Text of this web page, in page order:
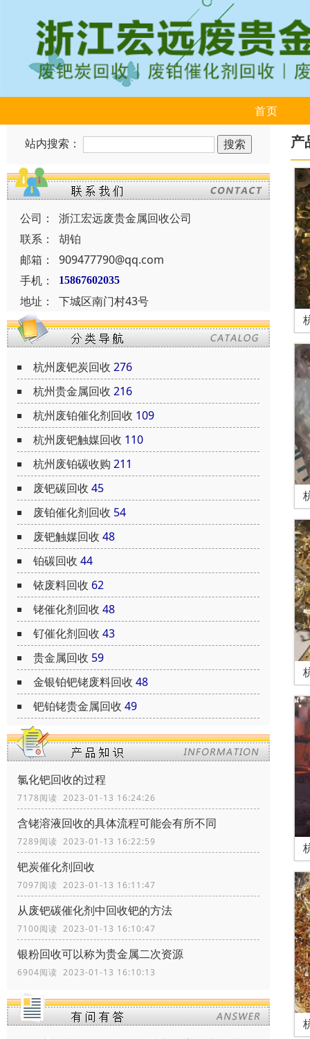
首页
站内搜索：
公司：
浙江宏远废贵金属回收公司
联系：
胡铂
邮箱：
909477790@qq.com
手机：
15867602035
地址： 下城区南门村43号
杭州废钯炭回收 276
杭州贵金属回收 216
杭州废铂催化剂回收 109
杭州废钯触媒回收 110
杭州废铂碳收购 211
废钯碳回收 45
废铂催化剂回收 54
废钯触媒回收 48
铂碳回收 44
铱废料回收 62
铑催化剂回收 48
钌催化剂回收 43
贵金属回收 59
金银铂钯铑废料回收 48
钯铂铑贵金属回收 49
氯化钯回收的过程
7178阅读 2023-01-13 16:24:26
含铑溶液回收的具体流程可能会有所不同
7289阅读 2023-01-13 16:22:59
钯炭催化剂回收
7097阅读 2023-01-13 16:11:47
从废钯碳催化剂中回收钯的方法
7100阅读 2023-01-13 16:10:47
银粉回收可以称为贵金属二次资源
6904阅读 2023-01-13 16:10:13
产